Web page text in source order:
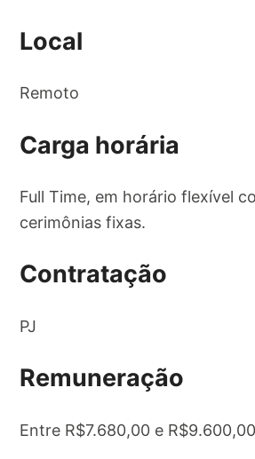
Local
Remoto
Carga horária
Full Time, em horário flexível
cerimônias fixas.
Contratação
PJ
Remuneração
Entre R$7.680,00 e